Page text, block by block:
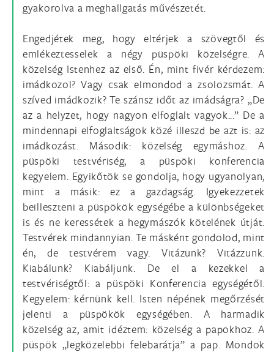
gyakorolva a meghallgatás művészetét.
Engedjétek meg, hogy eltérjek a szövegtől és
emlékeztesselek a négy püspöki közelségre. A
közelség Istenhez az első. Én, mint fivér kérdezem:
imádkozol? Vagy csak elmondod a zsolozsmát. A
szíved imádkozik? Te szánsz időt az imádságra? „De
az a helyzet, hogy nagyon elfoglalt vagyok...” De a
mindennapi elfoglaltságok közé illeszd be azt is: az
imádkozást. Második: közelség egymáshoz. A
püspöki testvériség, a püspöki konferencia
kegyelem. Egyikőtök se gondolja, hogy ugyanolyan,
mint a másik: ez a gazdagság. Igyekezzetek
beilleszteni a püspökök egységébe a különbségeket
is és ne keressétek a hegymászók kötelének útját.
Testvérek mindannyian. Te másként gondolod, mint
én, de testvérem vagy. Vitázunk? Vitázzunk.
Kiabálunk? Kiabáljunk. De el a kezekkel a
testvériségtől: a püspöki Konferencia egységétől.
Kegyelem: kérnünk kell. Isten népének megőrzését
jelenti a püspökök egységében. A harmadik
közelség az, amit idéztem: közelség a papokhoz. A
püspök „legközelebbi felebarátja” a pap. Mondok